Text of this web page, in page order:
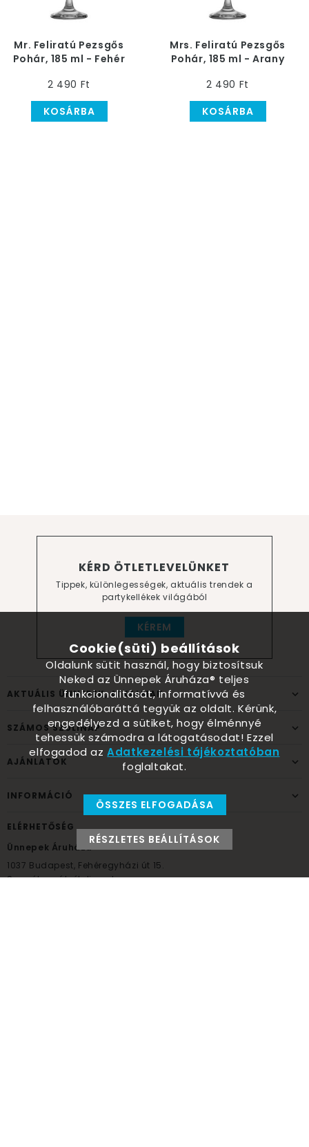
Mr. Feliratú Pezsgős
Pohár, 185 ml - Fehér
2 490 Ft
KOSÁRBA
Mrs. Feliratú Pezsgős
Pohár, 185 ml - Arany
2 490 Ft
KOSÁRBA
KÉRD ÖTLETLEVELÜNKET
Tippek, különlegességek, aktuális trendek a
partykellékek világából
KÉREM
AKTUÁLIS ÜNNEPEK, ALKALMAK
SZÁMOS SZÜLINAP
AJÁNLATOK
INFORMÁCIÓ
ELÉRHETŐSÉG
Ünnepek Áruháza
1037 Budapest, Fehéregyházi út 15.
Személyes átvételi pont
Cookie(süti) beállítások
Oldalunk sütit használ, hogy biztosítsuk
Neked az Ünnepek Áruháza® teljes
funkcionalitását, informatívvá és
felhasználóbaráttá tegyük az oldalt. Kérünk,
engedélyezd a sütiket, hogy élménnyé
tehessük számodra a látogatásodat! Ezzel
elfogadod azAdatkezelési tájékoztatóban
foglaltakat.
ÖSSZES ELFOGADÁSA
RÉSZLETES BEÁLLÍTÁSOK